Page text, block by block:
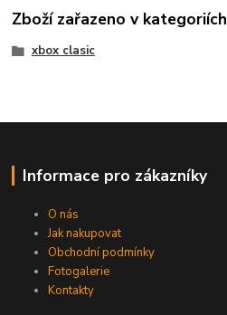
Zboží zařazeno v kategoriích
xbox clasic
Informace pro zákazníky
O nás
Jak nakupovat
Obchodní podmínky
Fotogalerie
Kontakty